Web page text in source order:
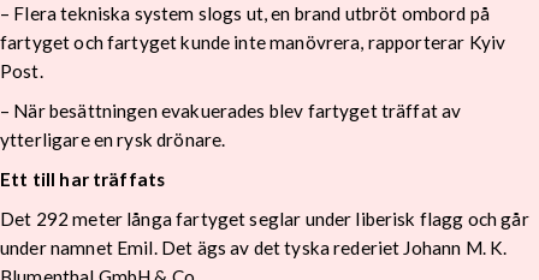
– Flera tekniska system slogs ut, en brand utbröt ombord på
fartyget och fartyget kunde inte manövrera, rapporterar Kyiv
Post.
– När besättningen evakuerades blev fartyget träffat av
ytterligare en rysk drönare.
Ett till har träffats
Det 292 meter långa fartyget seglar under liberisk flagg och går
under namnet Emil. Det ägs av det tyska rederiet Johann M. K.